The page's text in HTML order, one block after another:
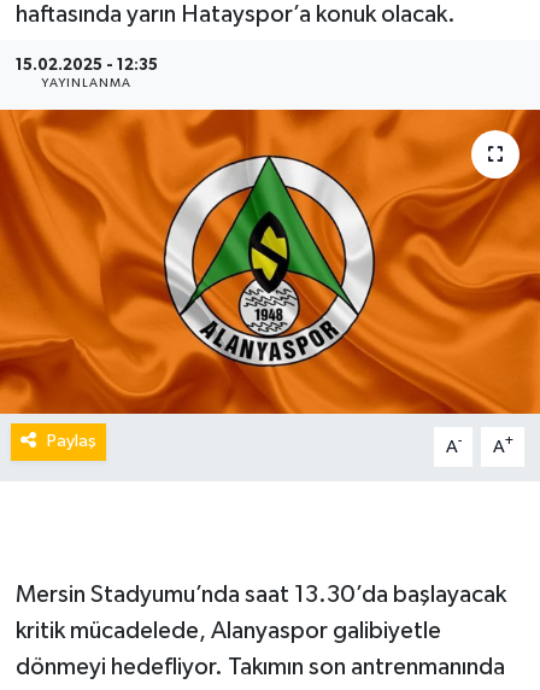
haftasında yarın Hatayspor’a konuk olacak.
15.02.2025 - 12:35
YAYINLANMA
Paylaş A- A+
Mersin Stadyumu’nda saat 13.30’da başlayacak
kritik mücadelede, Alanyaspor galibiyetle
dönmeyi hedefliyor. Takımın son antrenmanında
Ekonomi
Gazipaşa
Haber Arşivi